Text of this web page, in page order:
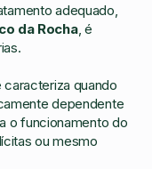
adequado,
da Rocha, é
quando
dependente
o funcionamento do
ou mesmo